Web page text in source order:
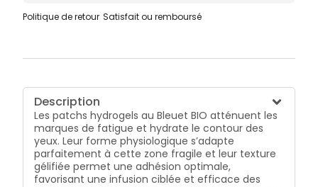
Politique de retour Satisfait ou remboursé
Description
Les patchs hydrogels au Bleuet BIO atténuent les
marques de fatigue et hydrate le contour des
yeux. Leur forme physiologique s’adapte
parfaitement à cette zone fragile et leur texture
gélifiée permet une adhésion optimale,
favorisant une infusion ciblée et efficace des